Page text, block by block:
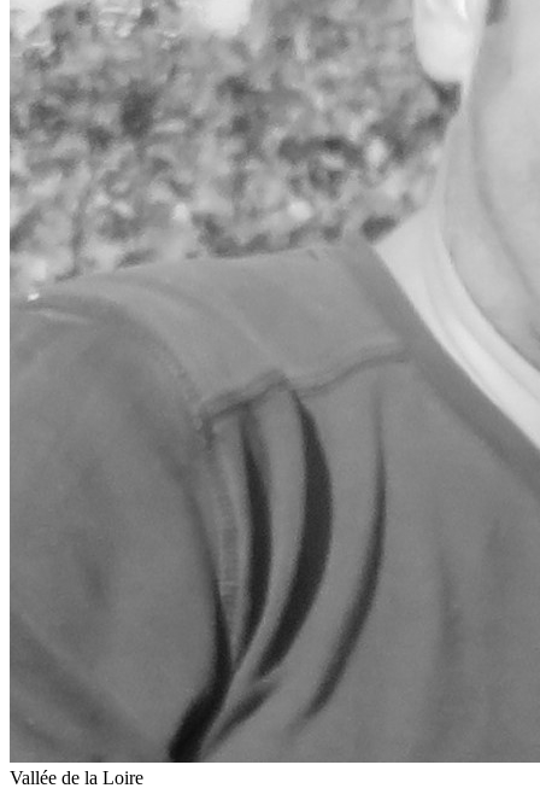
Vallée de la Loire